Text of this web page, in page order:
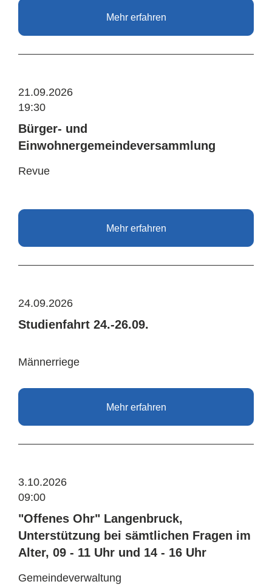
Mehr erfahren
21.09.2026
19:30
Bürger- und
Einwohnergemeindeversammlung
Revue
Mehr erfahren
24.09.2026
Studienfahrt 24.-26.09.
Männerriege
Mehr erfahren
3.10.2026
09:00
"Offenes Ohr" Langenbruck,
Unterstützung bei sämtlichen Fragen im
Alter, 09 - 11 Uhr und 14 - 16 Uhr
Gemeindeverwaltung